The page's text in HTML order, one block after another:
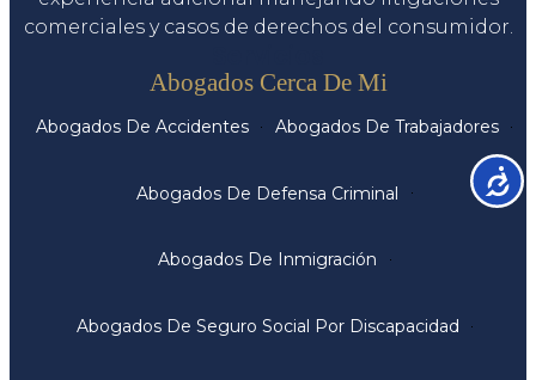
comerciales y casos de derechos del consumidor.
Abogados Cerca De Mi
Abogados De Accidentes Abogados De Trabajadores
Abogados De Defensa Criminal
Abogados De Inmigración
Abogados De Seguro Social Por Discapacidad